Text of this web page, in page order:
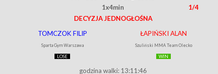
1x4min
1/4
DECYZJA JEDNOGŁOŚNA
TOMCZOK FILIP
Sparta Gym Warszawa
LOSE
ŁAPIŃSKI ALAN
Szuliński MMA Team Olecko
WIN
godzina walki: 13:11:46